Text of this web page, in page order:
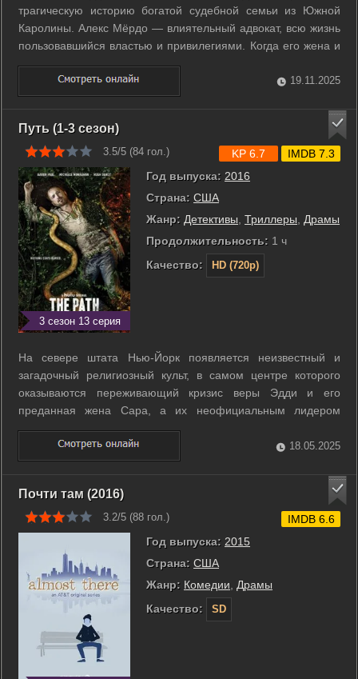
трагическую историю богатой судебной семьи из Южной
Каролины. Алекс Мёрдо — влиятельный адвокат, всю жизнь
пользовавшийся властью и привилегиями. Когда его жена и
сын загадочно погибают, он сам оказывается под
подозрением. По ходу сериала зрители узнают о давних
финансовых махинациях, скрытности и ...
19.11.2025
Путь (1-3 сезон)
3.5/5 (84 гол.)
3 сезон 13 серия
Год выпуска: 2016
Страна: США
Жанр: Детективы Триллеры
Драмы
Продолжительность: 1 ч
Качество:
HD (720p)
KP 6.7 IMDB 7.3
На севере штата Нью-Йорк появляется неизвестный и
загадочный религиозный культ, в самом центре которого
оказываются переживающий кризис веры Эдди и его
преданная жена Сара, а их неофициальным лидером
становится амбициозный Кэл. ...
18.05.2025
Почти там (2016)
3.2/5 (88 гол.)
Год выпуска: 2015
Страна: США
Жанр: Комедии
Драмы
Качество:
SD
IMDB 6.6